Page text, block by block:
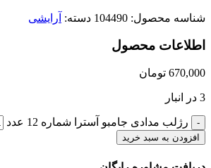
شناسه محصول: 104490 دسته: آرایشی
اطلاعات محصول
670,000 تومان
3 در انبار
رژلب مدادی جامبو آسترا شماره 12 عدد
افزودن به سبد خرید